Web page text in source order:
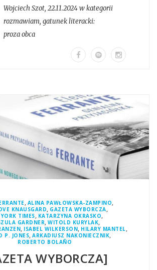
Wojciech Szot, 22.11.2024 w kategorii
rozmawiam, gatunek literacki:
proza obca
, ALINA PAWŁOWSKA-ZAMPINO,
KNAUSGARD, GAZETA WYBORCZA,
TIMES, KATARZYNA OKRASKO,
GARDNER,WITOLD KURYLAK,
, ISABEL WILKERSON, HILARY MANTEL,
P. JONES,ARKADIUSZ NAKONIECZNIK,
ROBERTO BOLAÑO
WYBORCZA]